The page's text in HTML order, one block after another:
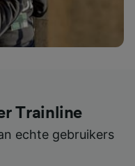
Trainline
echte gebruikers